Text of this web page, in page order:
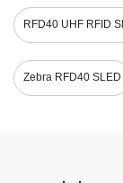
RFD40 UHF RFID
Zebra RFD40 SLED